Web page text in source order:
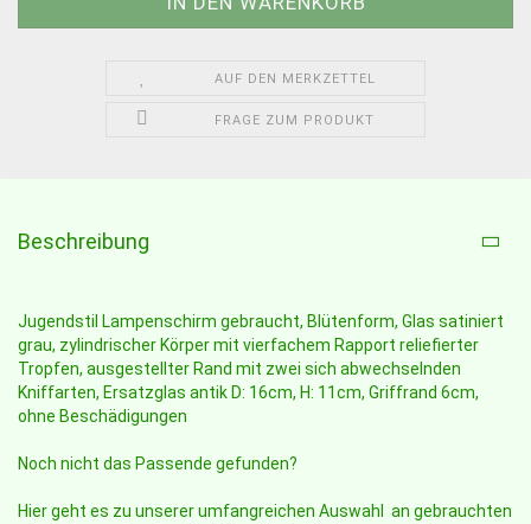
AUF DEN MERKZETTEL
FRAGE ZUM PRODUKT
Beschreibung
Jugendstil Lampenschirm gebraucht, Blütenform, Glas satiniert
grau, zylindrischer Körper mit vierfachem Rapport reliefierter
Tropfen, ausgestellter Rand mit zwei sich abwechselnden
Kniffarten, Ersatzglas antik D: 16cm, H: 11cm, Griffrand 6cm,
ohne Beschädigungen
Noch nicht das Passende gefunden?
Hier geht es zu unserer umfangreichen Auswahl an gebrauchten